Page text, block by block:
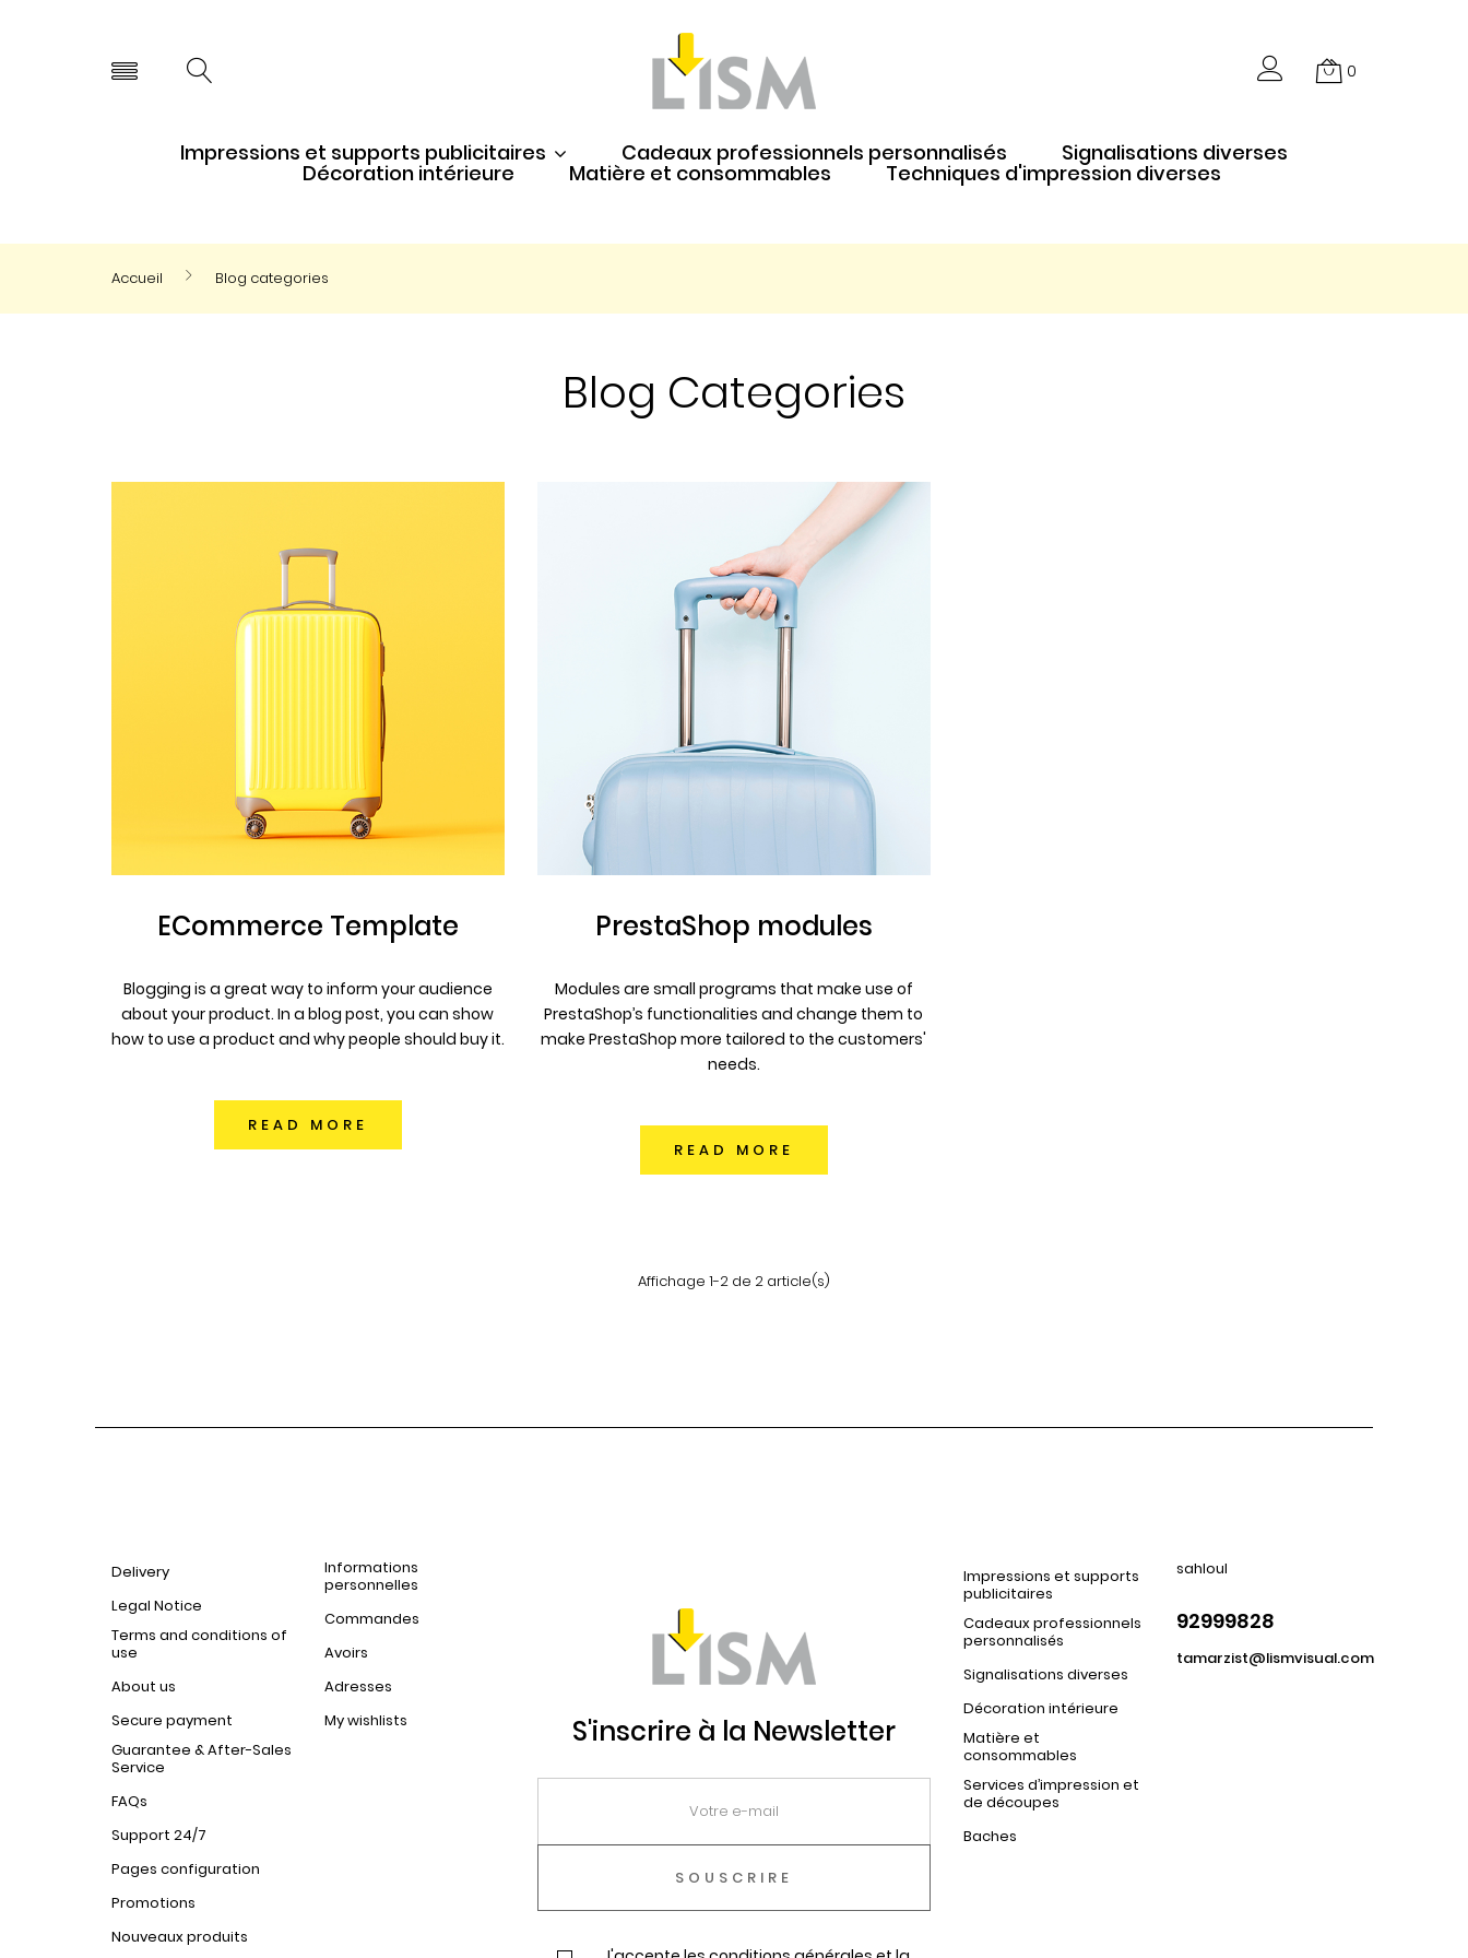
0
Impressions et supports publicitaires Cadeaux professionnels personnalisés Signalisations diverses
Décoration intérieure Matière et consommables Techniques d'impression diverses
Accueil Blog categories
Blog Categories
ECommerce Template
Blogging is a great way to inform your audience
about your product. In a blog post, you can show
how to use a product and why people should buy it.
READ MORE
PrestaShop modules
Modules are small programs that make use of
PrestaShop’s functionalities and change them to
make PrestaShop more tailored to the customers'
needs.
READ MORE
Affichage 1-2 de 2 article(s)
S'inscrire à la Newsletter
Delivery
Legal Notice
Terms and conditions of
use
About us
Secure payment
Guarantee & After-Sales
Service
FAQs
Support 24/7
Pages configuration
Promotions
Nouveaux produits
Informations
personnelles
Commandes
Avoirs
Adresses
My wishlists
Impressions et supports
publicitaires
Cadeaux professionnels
personnalisés
Signalisations diverses
Décoration intérieure
Matière et
consommables
Services d’impression et
de découpes
Baches
sahloul
92999828
tamarzist@lismvisual.com